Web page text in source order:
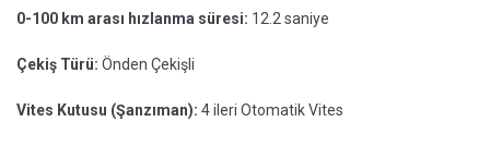
0-100 km arası hızlanma süresi: 12.2 saniye
Çekiş Türü: Önden Çekişli
Vites Kutusu (Şanzıman): 4 ileri Otomatik Vites